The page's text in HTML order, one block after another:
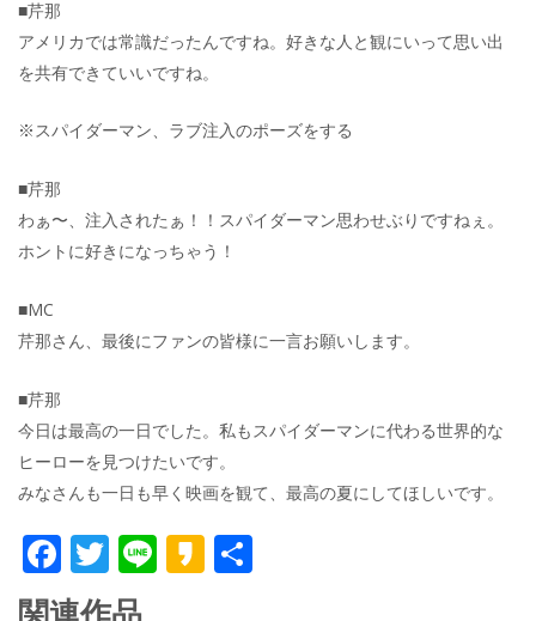
■芹那
アメリカでは常識だったんですね。好きな人と観にいって思い出
を共有できていいですね。
※スパイダーマン、ラブ注入のポーズをする
■芹那
わぁ〜、注入されたぁ！！スパイダーマン思わせぶりですねぇ。
ホントに好きになっちゃう！
■MC
芹那さん、最後にファンの皆様に一言お願いします。
■芹那
今日は最高の一日でした。私もスパイダーマンに代わる世界的な
ヒーローを見つけたいです。
みなさんも一日も早く映画を観て、最高の夏にしてほしいです。
F
ac
T
w
Li K